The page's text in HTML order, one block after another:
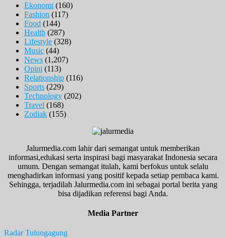
Ekonomi (160)
Fashion (117)
Food (144)
Health (287)
Lifestyle (328)
Music (44)
News (1,207)
Opini (113)
Relationship (116)
Sports (229)
Technology (202)
Travel (168)
Zodiak (155)
Jalurmedia.com lahir dari semangat untuk memberikan
informasi,edukasi serta inspirasi bagi masyarakat Indonesia secara
umum. Dengan semangat itulah, kami berfokus untuk selalu
menghadirkan informasi yang positif kepada setiap pembaca kami.
Sehingga, terjadilah Jalurmedia.com ini sebagai portal berita yang
bisa dijadikan referensi bagi Anda.
Media Partner
Radar Tulungagung